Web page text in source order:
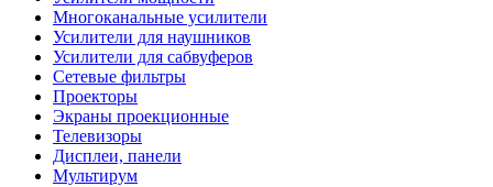
Многоканальные усилители
Усилители для наушников
Усилители для сабвуферов
Сетевые фильтры
Проекторы
Экраны проекционные
Телевизоры
Дисплеи, панели
Мультирум